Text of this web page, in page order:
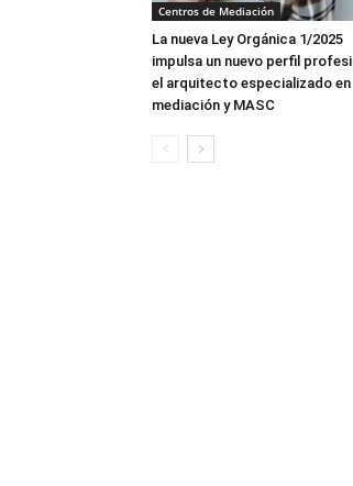
Centros de Mediación
La nueva Ley Orgánica 1/2025
impulsa un nuevo perfil
el arquitecto especializado en
mediación y MASC